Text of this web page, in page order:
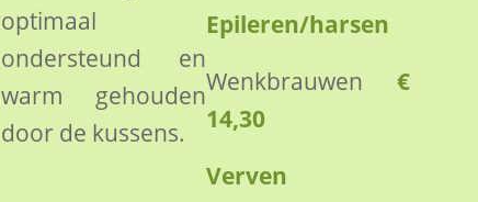
optimaal
ondersteund en
warm gehouden
door de kussens.
Epileren/harsen
Wenkbrauwen€
14,30
Verven